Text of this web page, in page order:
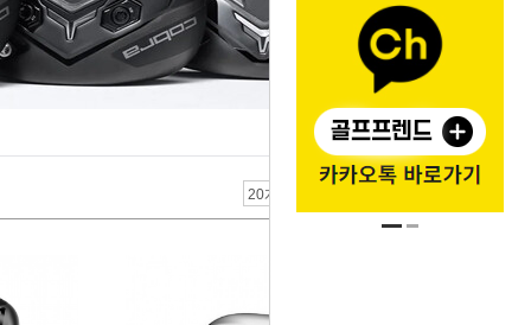
브랜드 검색 >